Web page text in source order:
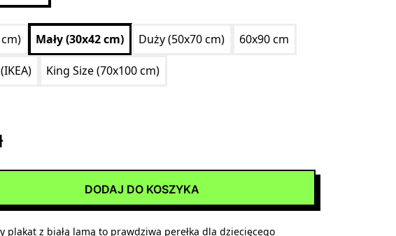
Mały (30x42 cm) Duży (50x70 cm) 60x90 cm
King Size (70x100 cm)
DODAJ DO KOSZYKA
plakat z białą lamą to prawdziwa perełka dla dziecięcego